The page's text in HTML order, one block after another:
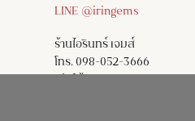
LINE @iringems
ร้านไอรินทร์ เจมส์
โทร. 098-052-3666
เปิดให้บริการ